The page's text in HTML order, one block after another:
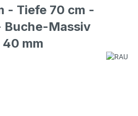
- Tiefe 70 cm -
Buche-Massiv
mm